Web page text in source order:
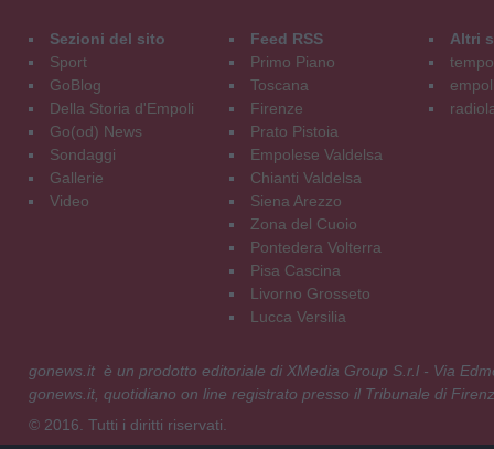
Sezioni del sito
Sport
GoBlog
Della Storia d'Empoli
Go(od) News
Sondaggi
Gallerie
Video
Feed RSS
Primo Piano
Toscana
Firenze
Prato Pistoia
Empolese Valdelsa
Chianti Valdelsa
Siena Arezzo
Zona del Cuoio
Pontedera Volterra
Pisa Cascina
Livorno Grosseto
Lucca Versilia
Altri
gonews.it è un prodotto editoriale di XMedia Group S.r.l - Via
gonews.it, quotidiano on line registrato presso il Tribunale di
© 2016. Tutti i diritti riservati.